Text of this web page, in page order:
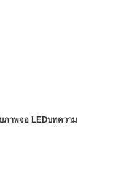
ภาพจอ LEDบทความ